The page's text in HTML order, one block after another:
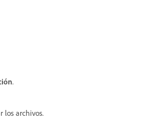
.
los archivos.